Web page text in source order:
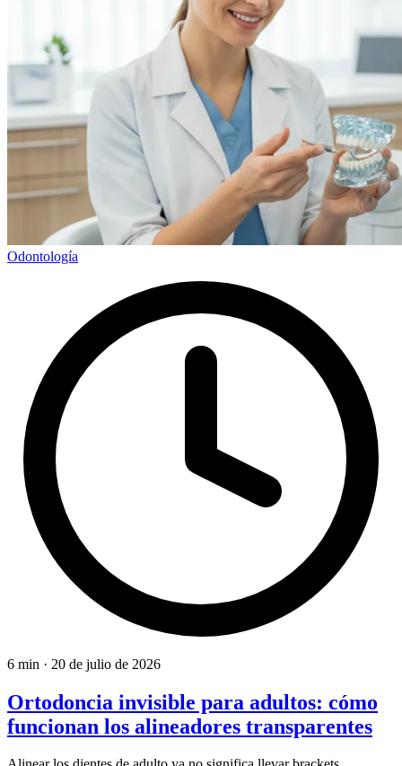
Odontología
6 min · 20 de julio de 2026
Ortodoncia invisible para adultos: cómo
funcionan los alineadores transparentes